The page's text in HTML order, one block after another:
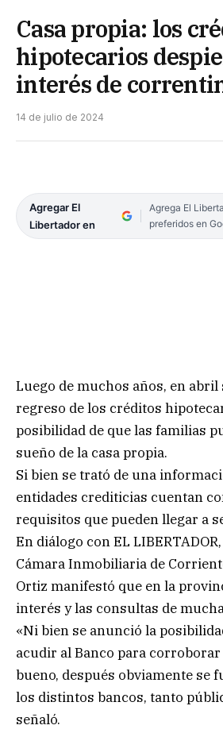
Casa propia: los
hipotecarios
interés de
14 de julio de 2024
Agregar El
Libertador en
Agrega El
preferidos en
Luego de muchos años, en abril
regreso de los créditos
posibilidad de que las familias
sueño de la casa propia.
Si bien se trató de una
entidades crediticias cuentan
requisitos que pueden llegar a
En diálogo con EL
Cámara Inmobiliaria de
Ortiz manifestó que en la
interés y las consultas de
«Ni bien se anunció la
acudir al Banco para
bueno, después obviamente se
los distintos bancos, tanto
señaló.